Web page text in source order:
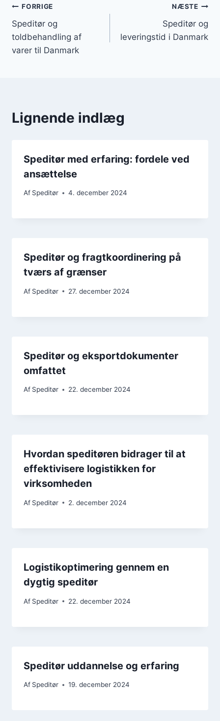
Indlægsnavigation
FORRIGE
Speditør og
toldbehandling af
varer til Danmark
NÆSTE
Speditør og
leveringstid i Danmark
Lignende indlæg
Speditør med erfaring: fordele ved
ansættelse
Af Speditør 4. december 2024
Speditør og fragtkoordinering på
tværs af grænser
Af Speditør 27. december 2024
Speditør og eksportdokumenter
omfattet
Af Speditør 22. december 2024
Hvordan speditøren bidrager til at
effektivisere logistikken for
virksomheden
Af Speditør 2. december 2024
Logistikoptimering gennem en
dygtig speditør
Af Speditør 22. december 2024
Speditør uddannelse og erfaring
Af Speditør 19. december 2024